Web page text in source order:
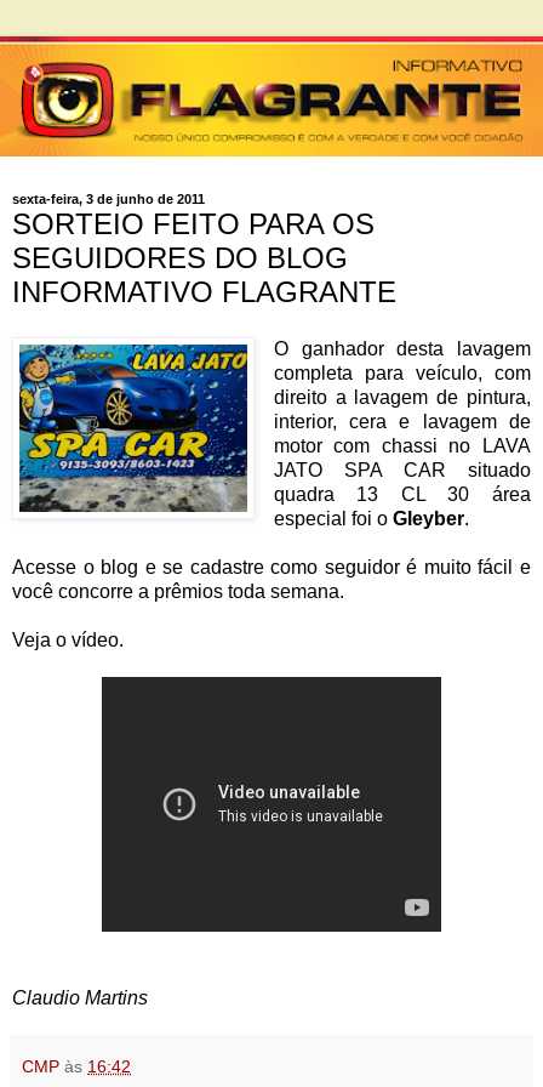
sexta-feira, 3 de junho de 2011
SORTEIO FEITO PARA OS
SEGUIDORES DO BLOG
INFORMATIVO FLAGRANTE
O ganhador desta lavagem
completa para veículo, com
direito a lavagem de pintura,
interior, cera e lavagem de
motor com chassi no LAVA
JATO SPA CAR situado
quadra 13 CL 30 área
especial foi o Gleyber.
Acesse o blog e se cadastre como seguidor é muito fácil e
você concorre a prêmios toda semana.
Veja o vídeo.
Claudio Martins
CMP às 16:42